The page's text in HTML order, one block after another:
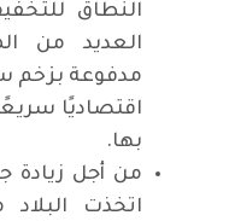
النطاق
العديد من
مدفوعة بزخم
اقتصاديًا
بها.
من أجل زيادة